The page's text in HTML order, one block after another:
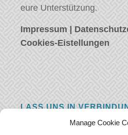
Manage Cookie
eure Unterstützung.
Impressum |
Cookies-Eistellungen
LASS UNS IN
Hast eine Frage, einen